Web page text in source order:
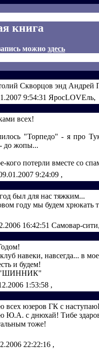
книга
можно здесь
Скворцов энд Андрей
9:54:31 ЯросLOVEль,
всех!
"Торпедо" - я про
до жопы...
кого потерли вместе со
9:24:09 ,
был для нас тяжким...
году мы будем хрюкать
16:42:51 Самовар-сити,
навеки, навсегда... в
и будем!
"ШИННИК"
1:53:58 ,
всех юзеров ГК с
Ю.А. с днюхай! Тибе
тоже!
22:22:16 ,